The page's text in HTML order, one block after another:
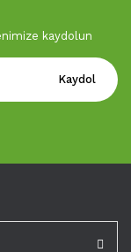
kaydolun
Kaydol